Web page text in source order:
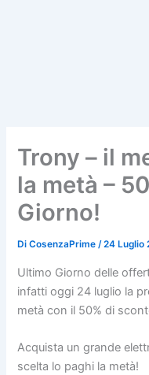
Trony – il
la metà –
Giorno!
DiCosenzaPrime/24 Luglio
Ultimo Giorno delle
infatti oggi 24 luglio la
metà con il 50% di
Acquista un grande
scelta lo paghi la metà!